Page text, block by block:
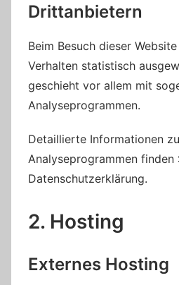
Dritt­anbietern
Beim Besuch dieser
Verhalten statistisch
geschieht vor allem mit
Analyseprogrammen.
Detaillierte Informationen
Analyseprogrammen
Datenschutzerklärung.
2. Hosting
Externes Hosting